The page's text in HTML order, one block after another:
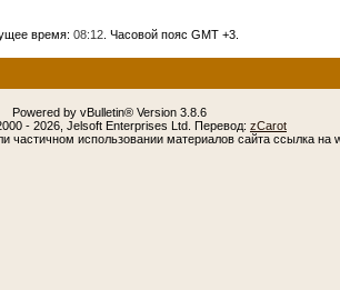
время: 08:12 . Часовой пояс GMT +3.
Powered by vBulletin® Version 3.8.6
- 2026, Jelsoft Enterprises Ltd. Перевод: zCarot
использовании материалов сайта ссылка на